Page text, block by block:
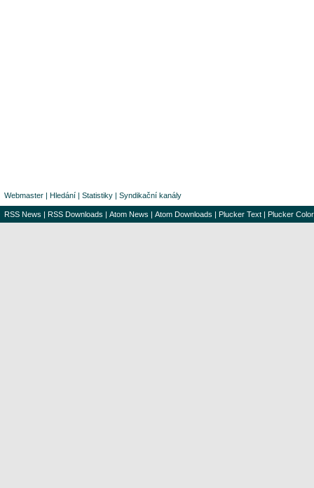
Webmaster | Hledání | Statistiky | Syndikační kanály
RSS News | RSS Downloads | Atom News | Atom Downloads | Plucker Text | Plucker Color